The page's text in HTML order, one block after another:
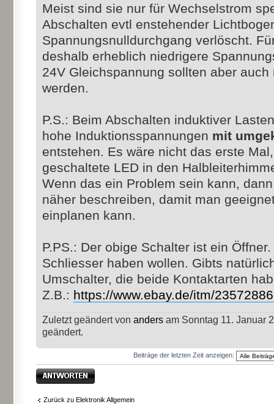
Meist sind sie nur für Wechselstrom
Abschalten evtl enstehender
Spannungsnulldurchgang verlöscht.
deshalb erheblich niedrigere
24V Gleichspannung sollten aber
werden.
P.S.: Beim Abschalten induktiver
hohe Induktionsspannungen mit
entstehen. Es wäre nicht das erste
geschaltete LED in den
Wenn das ein Problem sein kann,
näher beschreiben, damit man
einplanen kann.
P.PS.: Der obige Schalter ist ein
Schliesser haben wollen. Gibts
Umschalter, die beide Kontaktarten
Z.B.: https://www.ebay.de/itm/
Zuletzt geändert von anders am Sonntag 11. Januar
geändert.
Beiträge der letzten Zeit anzeigen:
Antwort erstellen
Zurück zu Elektronik Allgemein